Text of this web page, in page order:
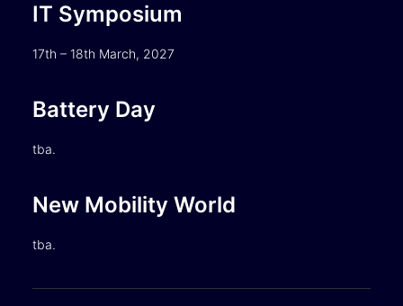
IT Symposium
17th – 18th March, 2027
Battery Day
tba.
New Mobility World
tba.